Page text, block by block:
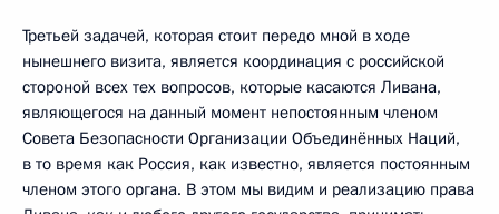
Третьей задачей, которая стоит передо мной в ходе
нынешнего визита, является координация с российской
стороной всех тех вопросов, которые касаются Ливана,
являющегося на данный момент непостоянным членом
Совета Безопасности Организации Объединённых Наций,
в то время как Россия, как известно, является постоянным
членом этого органа. В этом мы видим и реализацию права